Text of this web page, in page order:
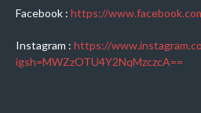
Facebook : https://
Instagram : https://
igsh=MWZzOTU4Y2NqMzczcA==